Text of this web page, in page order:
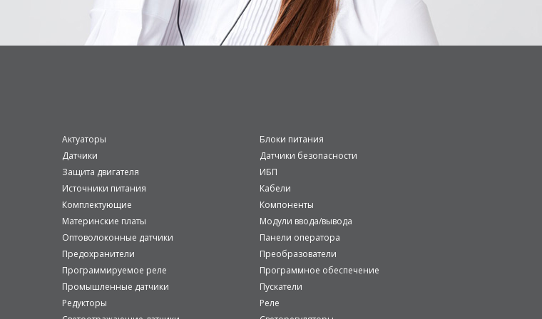
Актуаторы
Блоки питания
Датчики
Датчики безопасности
Защита двигателя
ИБП
Источники питания
Кабели
Комплектующие
Компоненты
Материнские платы
Модули ввода/вывода
Оптоволоконные датчики
Панели оператора
Предохранители
Преобразователи
Программируемое реле
Программное обеспечение
Промышленные датчики
Пускатели
Редукторы
Реле